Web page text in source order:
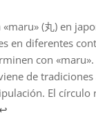
«maru» (丸) en
en diferentes
con
de
El